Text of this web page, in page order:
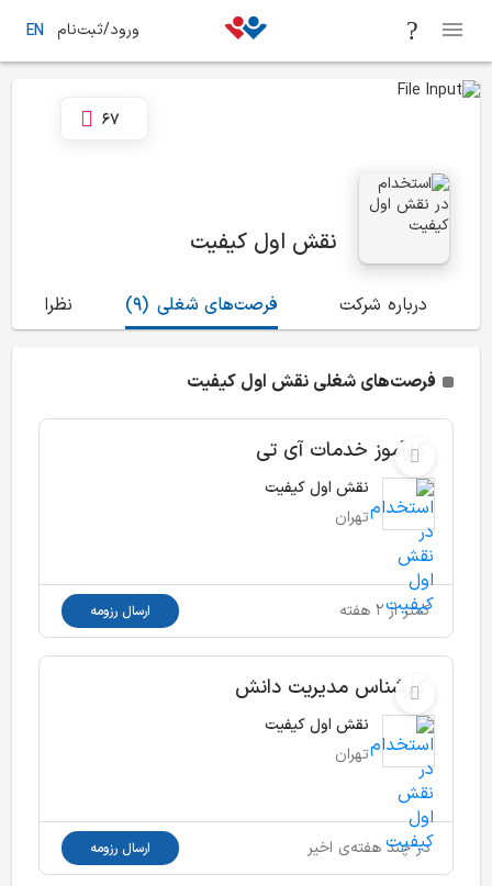
ورود/ثبت‌نام EN
نقش اول کیفیت
67
درباره شرکت (9) فرصت‌های شغلی نظرات
فرصت‌های شغلی نقش اول کیفیت
کارآموز خدمات آی تی
نقش اول کیفیت
تهران
کمتر از ۲ هفته ارسال رزومه
کارشناس مدیریت دانش
نقش اول کیفیت
تهران
در چند هفته‌ی اخیر ارسال رزومه